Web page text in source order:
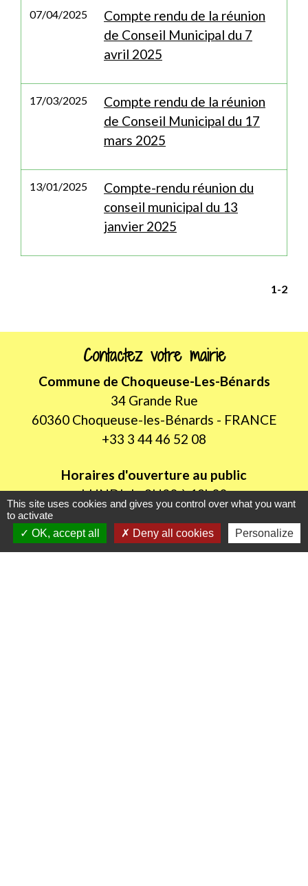
07/04/2025
Compte rendu de la réunion
de Conseil Municipal du 7
avril 2025
17/03/2025
Compte rendu de la réunion
de Conseil Municipal du 17
mars 2025
13/01/2025
Compte-rendu réunion du
conseil municipal du 13
janvier 2025
1 -2
Contactez votre mairie
Commune de Choqueuse-Les-Bénards
34 Grande Rue
60360 Choqueuse-les-Bénards - FRANCE
+33 3 44 46 52 08
Horaires d'ouverture au public
LUNDI de 8H30 à 12h00
JEUDI de 14h00 à 18h30
This site uses cookies and gives you control over what you want
to activate
OK, accept all
Deny all cookies Personalize